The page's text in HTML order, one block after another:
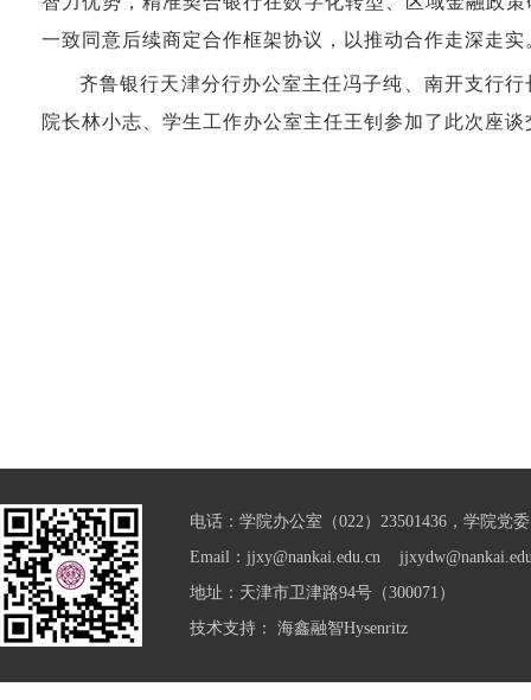
一致同意后续商定合作框架协议，以推动合作走深走实
齐鲁银行天津分行办公室主任冯子纯、南开支行
院长林小志、学生工作办公室主任王钊参加了此次座谈
电话：学院办公室（022）23501436，学院党
Email：jjxy@nankai.edu.cn
地址：天津市卫津路94号（300071）
技术支持： 海鑫融智Hysenritz